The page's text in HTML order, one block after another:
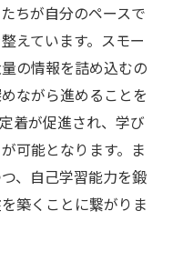
ちが自分のペースで
えています。スモー
の情報を詰め込むの
ながら進めることを
着が促進され、学び
可能となります。ま
、自己学習能力を鍛
築くことに繋がりま